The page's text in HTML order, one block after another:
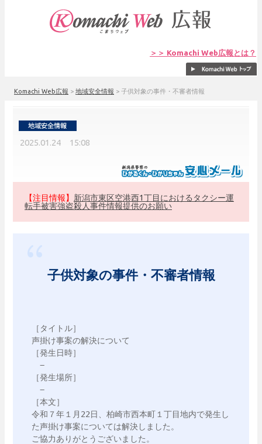
＞＞ Komachi Web広報とは？
Komachi Web広報 > 地域安全情報 > 子供対象の事件・不審者情報
2025.01.24 15:08
【注目情報】 新潟市東区空港西1丁目におけるタクシー運
転手被害強盗殺人事件情報提供のお願い
子供対象の事件・不審者情報
［タイトル］
声掛け事案の解決について
［発生日時］
−
［発生場所］
−
［本文］
令和７年１月22日、柏崎市西本町１丁目地内で発生し
た声掛け事案については解決しました。
ご協力ありがとうございました。